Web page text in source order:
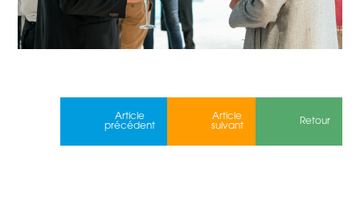
Article
précédent
Article
suivant
Retour